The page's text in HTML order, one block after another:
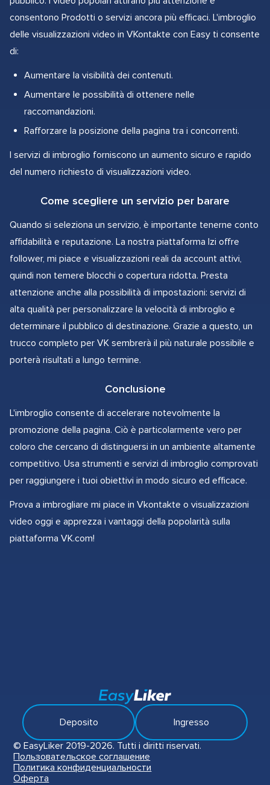
consentono Prodotti o servizi ancora più efficaci. L'imbroglio
delle visualizzazioni video in VKontakte con Easy ti consente
di:
Aumentare la visibilità dei contenuti.
Aumentare le possibilità di ottenere nelle
raccomandazioni.
Rafforzare la posizione della pagina tra i concorrenti.
I servizi di imbroglio forniscono un aumento sicuro e rapido
del numero richiesto di visualizzazioni video.
Come scegliere un servizio per barare
Quando si seleziona un servizio, è importante tenerne conto
affidabilità e reputazione. La nostra piattaforma Izi offre
follower, mi piace e visualizzazioni reali da account attivi,
quindi non temere blocchi o copertura ridotta. Presta
attenzione anche alla possibilità di impostazioni: servizi di
alta qualità per personalizzare la velocità di imbroglio e
determinare il pubblico di destinazione. Grazie a questo, un
trucco completo per VK sembrerà il più naturale possibile e
porterà risultati a lungo termine.
Conclusione
L'imbroglio consente di accelerare notevolmente la
promozione della pagina. Ciò è particolarmente vero per
coloro che cercano di distinguersi in un ambiente altamente
competitivo. Usa strumenti e servizi di imbroglio comprovati
per raggiungere i tuoi obiettivi in modo sicuro ed efficace.
Prova a imbrogliare mi piace in Vkontakte o visualizzazioni
video oggi e apprezza i vantaggi della popolarità sulla
piattaforma VK.com!
Deposito
Ingresso
© EasyLiker 2019-2026. Tutti i diritti riservati.
Пользовательское соглашение
Политика конфиденциальности
Оферта